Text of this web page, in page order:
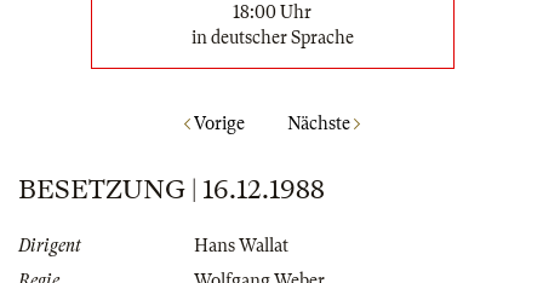
18:00 Uhr
in deutscher Sprache
Vorige Nächste
BESETZUNG | 16.12.1988
Dirigent
Hans Wallat